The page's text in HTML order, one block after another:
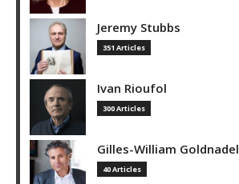
Jeremy Stubbs
351 Articles
Ivan Rioufol
300 Articles
Gilles-William Goldnadel
40 Articles